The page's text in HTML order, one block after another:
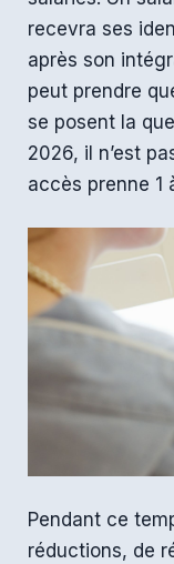
recevra ses
après son
peut prendre
se posent la
2026, il n’est
accès prenne 1
Pendant ce
réductions, de